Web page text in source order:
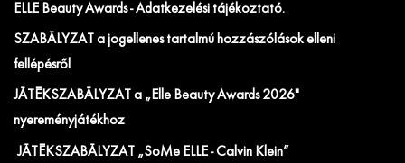
ELLE Beauty Awards - Adatkezelési tájékoztató.
SZABÁLYZAT a jogellenes tartalmú hozzászólások elleni
fellépésről
JÁTÉKSZABÁLYZAT a „Elle Beauty Awards 2026"
nyereményjátékhoz
JÁTÉKSZABÁLYZAT „SoMe ELLE - Calvin Klein”